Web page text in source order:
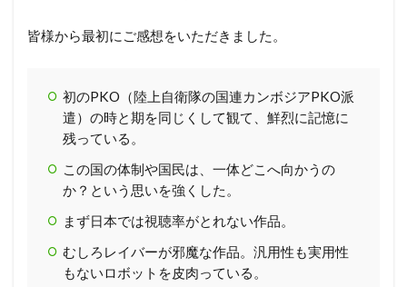
皆様から最初にご感想をいただきました。
初のPKO（陸上自衛隊の国連カンボジアPKO派
遣）の時と期を同じくして観て、鮮烈に記憶に
残っている。
この国の体制や国民は、一体どこへ向かうの
か？という思いを強くした。
まず日本では視聴率がとれない作品。
むしろレイバーが邪魔な作品。汎用性も実用性
もないロボットを皮肉っている。